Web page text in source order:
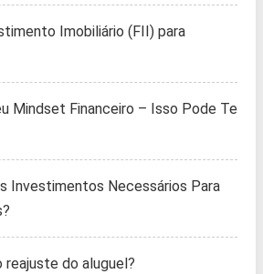
Imobiliário (FII) para
Mindset Financeiro – Isso Pode Te
Investimentos Necessários Para
reajuste do aluguel?